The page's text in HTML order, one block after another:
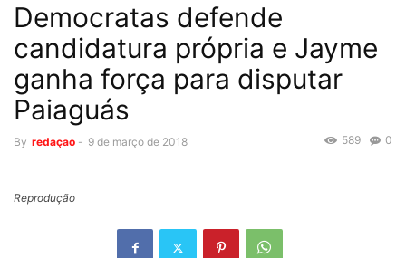
Democratas defende
candidatura própria e Jayme
ganha força para disputar
Paiaguás
By redaçao - 9 de março de 2018 0
589
Reprodução